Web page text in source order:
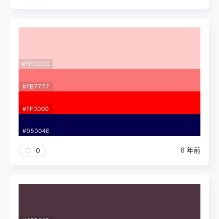
#FFCCCC
#FB7777
#FF0000
#05004E
0 6 年前